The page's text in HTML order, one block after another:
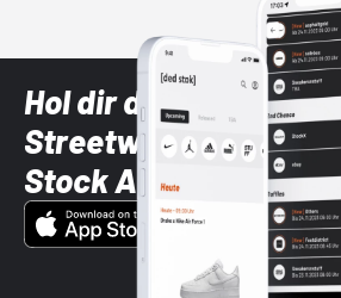
Hol dir die neuesten
Streetwear-Brands
Stock App